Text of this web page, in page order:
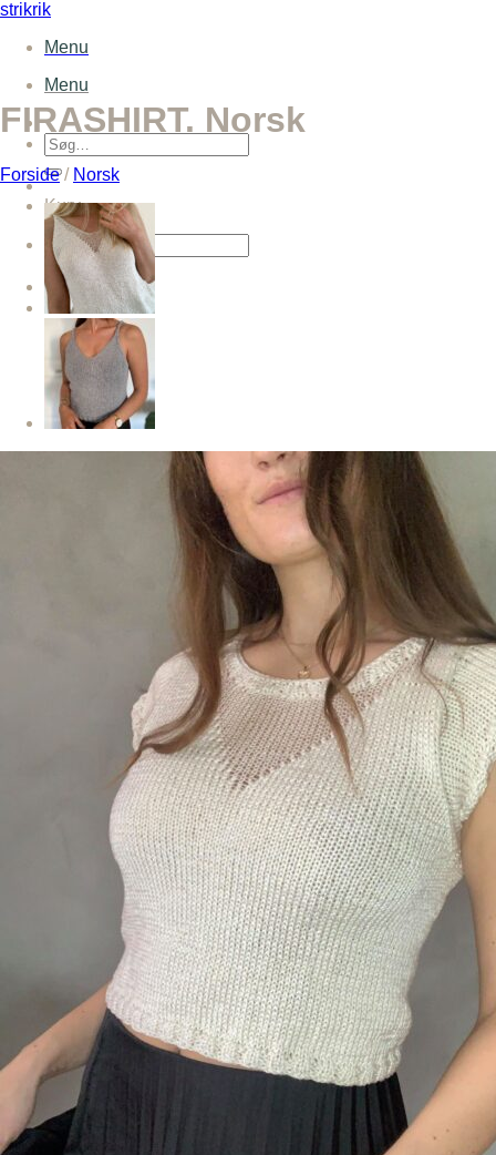
Fortsæt
indhold
strikrik
Menu
Menu
Søg
efter:
Kurv
Søg
efter:
FIRASHIRT. Norsk
Forside / Norsk